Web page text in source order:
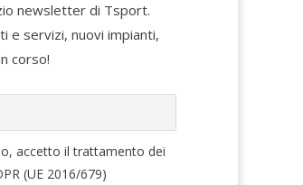
newsletter di Tsport.
e servizi, nuovi impianti,
corso!
accetto il trattamento dei
(UE 2016/679)